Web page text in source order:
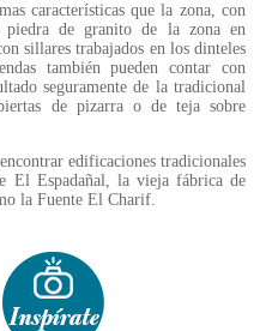
características que la zona, con
piedra de granito de la zona en
sillares trabajados en los dinteles
también pueden contar con
seguramente de la tradicional
de pizarra o de teja sobre
edificaciones tradicionales
El Espadañal, la vieja fábrica de
la Fuente El Charif.